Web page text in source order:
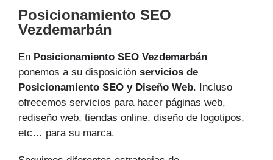
Posicionamiento SEO
Vezdemarbán
En Posicionamiento SEO Vezdemarbán
ponemos a su disposición servicios de
Posicionamiento SEO y Diseño Web. Incluso
ofrecemos servicios para hacer páginas web,
rediseño web, tiendas online, diseño de logotipos,
etc… para su marca.